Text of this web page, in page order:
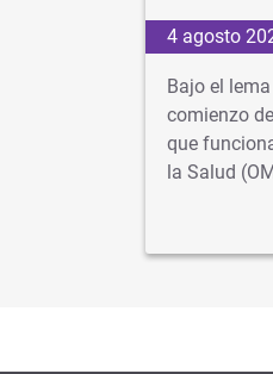
4 agosto
Bajo el
comienzo
que
la Salud